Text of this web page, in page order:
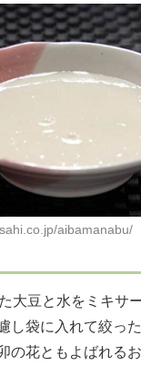
aibamanabu/
大豆と水をミキサ
し袋に入れて絞っ
の花ともよばれるお